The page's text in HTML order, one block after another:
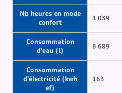
Nb heures en mode
confort
1 039
Consommation
d'eau (l)
8 689
Consommation
d'électricité (kwh
ef)
163